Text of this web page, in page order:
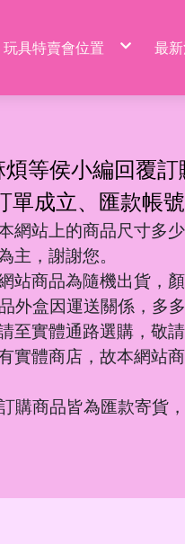
吊排/紙卡
包K/PVC袋
萬聖/聖誕
節慶商品
餐具/廚具/仿真食物
切切樂/仿真食物
餐具/廚具
收銀機/超市購物
森林家族
娃娃/芭比娃娃
梳妝/化妝/飾品
DIY飾品/配件/魔法棒
化妝台/梳妝台
清掃/衛浴玩具/家電
城堡/別墅/房屋
吹泡泡玩具
泡泡機
沙灘玩具
互動/戶外/運動類/對戰/競技
互動/戶外玩具
車/飛機玩具
消防系列
停車場/軌道車
多美小汽車
模型/合金車
釣釣樂/捏捏樂
迷你特工/恐龍特工/動畫
彩泥/史萊姆
帳篷/球/氣球
帳篷
彈力球/充氣球
音樂玩具
電話造型
恐龍系列
恐龍蛋
銅板價玩具
中華超人/布魯可/假面
驚喜盒/盲盒/洞洞樂/考古
認知模型
軟彈槍
水槍
聲光槍
弓箭
水彈槍
飛鏢/鏢靶
百元內益智玩具
球台遊戲/地鼠機
魔方/魔尺
棋類/撲克牌/卡牌遊戲
桌遊
益智教學
遊戲機/方塊遊戲
多面遊戲盒
搖鈴/床鈴
學步車/搖椅
洗澡玩具
嬰兒學習用品
電動童車/摩托車
滑行車/助步車
三輪車/扭扭車
溜滑梯/充氣跳跳/搖搖馬
益智積木
軌道滾珠積木/螺絲釘積木
大顆粒主題積木
軍事/太空積木
陸軍
太空/星際積木
摩托車積木
警察/民航系列
主題積木
海盜/中古系列
泰迪/暴力/可愛熊
街景積木
日式街景植物造型
歷史/三國/水滸傳
積木桌/底板
文具用品類
學習用品
削筆器
修正系列
DIY勞作/手作
著色本/沙畫
貼紙/安靜書
咕卡/火漆/奶油膠
螢光筆/馬克筆
鉛筆/自動鉛筆
圓珠筆
紙類/本
線圈本
鎖本/密碼本
素描本/畫圖本
套裝組
遙控車
遙控動物/昆蟲
廚房用品
洗碗布/菜瓜布
風扇/電扇
泡澡球/沐浴球
鑰匙扣/掛件/擺件
玩具特賣會位置
台中南屯玩具批發特賣
最
煩等侯小編回覆
單成立、匯款帳號
網站上的商品尺寸多
主，謝謝您。
站商品為隨機出貨，顏
外盒因運送關係，多
至實體通路選購，敬請
實體商店，故本網站
購商品皆為匯款寄貨